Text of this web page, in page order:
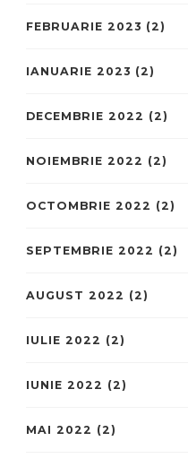
FEBRUARIE 2023 (2)
IANUARIE 2023 (2)
DECEMBRIE 2022 (2)
NOIEMBRIE 2022 (2)
OCTOMBRIE 2022 (2)
SEPTEMBRIE 2022 (2)
AUGUST 2022 (2)
IULIE 2022 (2)
IUNIE 2022 (2)
MAI 2022 (2)